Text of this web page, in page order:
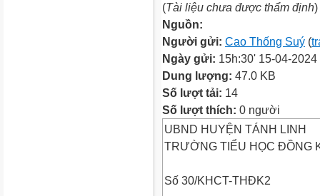
(Tài liệu chưa được thẩm định)
Nguồn:
Người gửi: Cao Thống Suý (
Ngày gửi: 15h:30' 15-04-2024
Dung lượng: 47.0 KB
Số lượt tải: 14
Số lượt thích: 0 người
UBND HUYỆN TÁNH LINH
TRƯỜNG TIỂU HỌC ĐỒNG
Số 30/KHCT-THĐK2